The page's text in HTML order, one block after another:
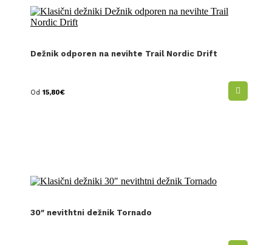
Dežnik odporen na nevihte Trail Nordic Drift
Od 15,80€
30″ nevithtni dežnik Tornado